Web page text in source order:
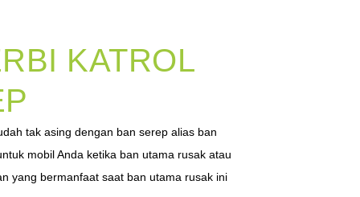
KATROL
tak asing dengan ban serep alias ban
mobil Anda ketika ban utama rusak atau
yang bermanfaat saat ban utama rusak ini